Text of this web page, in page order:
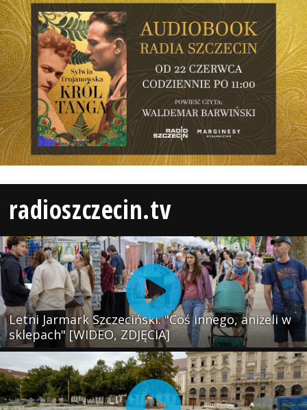
radioszczecin.tv
Letni Jarmark Szczeciński. "Coś innego, aniżeli w
sklepach" [WIDEO, ZDJĘCIA]